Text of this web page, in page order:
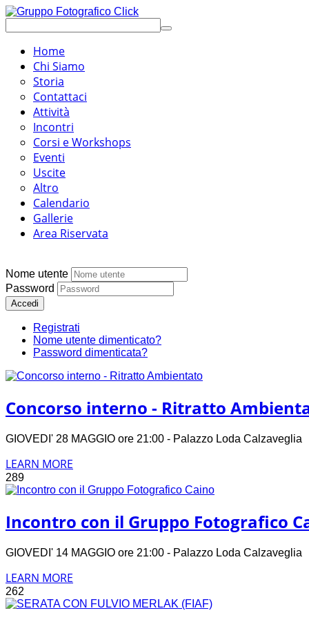
Home
Chi Siamo
Storia
Contattaci
Attività
Incontri
Corsi e Workshops
Eventi
Uscite
Altro
Calendario
Gallerie
Area Riservata
Nome utente
Password
Accedi
Registrati
Nome utente dimenticato?
Password dimenticata?
Concorso interno - Ritratto
GIOVEDI' 28 MAGGIO ore 21:00 - Palazzo Loda
LEARN MORE
289
Incontro con il Gruppo Fotografico
GIOVEDI' 14 MAGGIO ore 21:00 - Palazzo Loda
LEARN MORE
262